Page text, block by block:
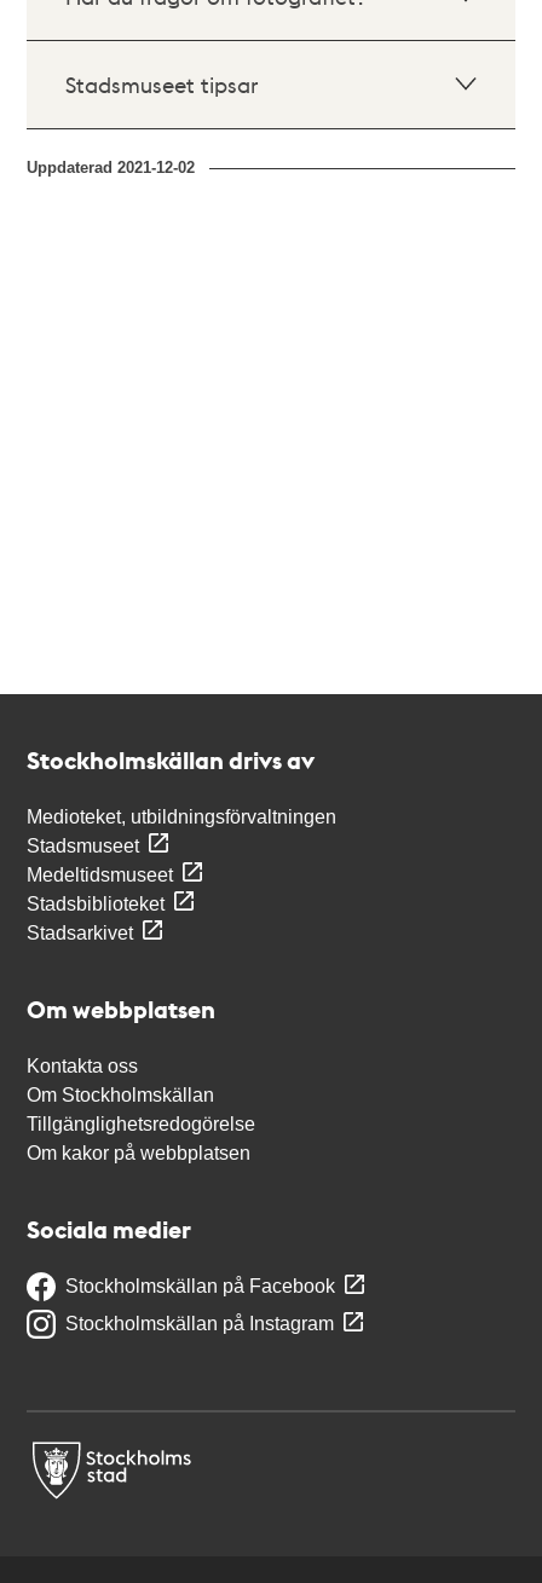
Stadsmuseet tipsar
Uppdaterad2021-12-02
Stockholmskällan drivs av
Medioteket, utbildningsförvaltningen
Stadsmuseet
Medeltidsmuseet
Stadsbiblioteket
Stadsarkivet
Om webbplatsen
Kontakta oss
Om Stockholmskällan
Tillgänglighetsredogörelse
Om kakor på webbplatsen
Sociala medier
Stockholmskällan på Facebook
Stockholmskällan på Instagram